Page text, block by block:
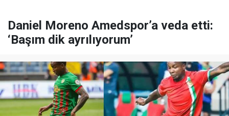
Daniel Moreno Amedspor’a veda etti:
‘Başım dik ayrılıyorum’